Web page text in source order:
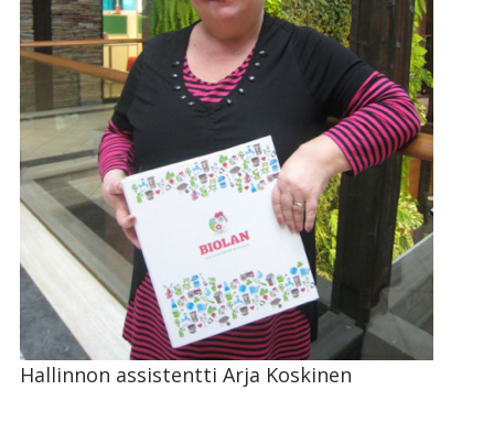
Hallinnon assistentti Arja Koskinen